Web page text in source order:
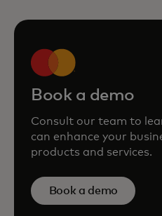
Book a demo
Consult our team to
can enhance your
products and services.
Book a demo